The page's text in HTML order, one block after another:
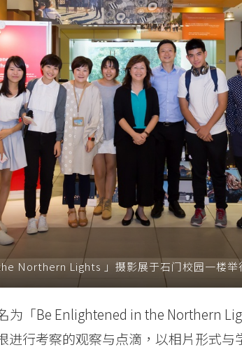
Northern Lights 」摄影展于石门校园一楼举
为「Be Enlightened in the Northern
进行考察的观察与点滴，以相片形式